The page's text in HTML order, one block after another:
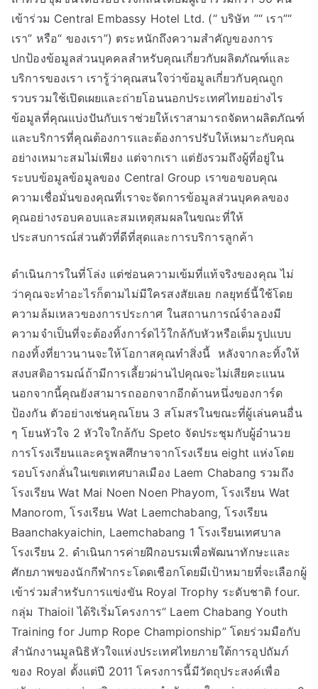
เข้าร่วม Central Embassy Hotel Ltd. (“ บริษัท ”“ เรา”“
เรา” หรือ“ ของเรา”) ตระหนักถึงความสำคัญของการ
ปกป้องข้อมูลส่วนบุคคลสำหรับคุณเกี่ยวกับผลิตภัณฑ์และ
บริการของเรา เรารู้ว่าคุณสนใจว่าข้อมูลเกี่ยวกับคุณถูก
รวบรวมใช้เปิดเผยและถ่ายโอนนอกประเทศไทยอย่างไร
ข้อมูลที่คุณแบ่งปันกับเราช่วยให้เราสามารถจัดหาผลิตภัณฑ์
และบริการที่คุณต้องการและต้องการปรับให้เหมาะกับคุณ
อย่างเหมาะสมไม่เพียง แต่จากเรา แต่ยังรวมถึงผู้ที่อยู่ใน
ระบบข้อมูลข้อมูลของ Central Group เราขอขอบคุณ
ความเชื่อมั่นของคุณที่เราจะจัดการข้อมูลส่วนบุคคลของ
คุณอย่างรอบคอบและสมเหตุสมผลในขณะที่ให้
ประสบการณ์ส่วนตัวที่ดีที่สุดและการบริการลูกค้า
ดำเนินการในที่โล่ง แต่ซ่อนความเข้มที่แท้จริงของคุณ ไม่
ว่าคุณจะทำอะไรก็ตามไม่มีใครสงสัยเลย กลยุทธ์นี้ใช้โดย
ความล้มเหลวของการประกาศ ในสถานการณ์จำลองมี
ความจำเป็นที่จะต้องทิ้งการ์ดไว้ใกล้กับหัวหรือเต็มรูปแบบ
กองทิ้งที่ยาวนานจะให้โอกาสคุณทำสิ่งนี้ หลังจากละทิ้งให้
สงบสติอารมณ์ถ้ามีการเลี้ยวผ่านไปคุณจะไม่เสียคะแนน
นอกจากนี้คุณยังสามารถออกจากอีกด้านหนึ่งของการ์ด
ป้องกัน ตัวอย่างเช่นคุณโยน 3 สโมสรในขณะที่ผู้เล่นคนอื่น
ๆ โยนหัวใจ 2 หัวใจใกล้กับ Speto จัดประชุมกับผู้อำนวย
การโรงเรียนและครูพลศึกษาจากโรงเรียน eight แห่งโดย
รอบโรงกลั่นในเขตเทศบาลเมือง Laem Chabang รวมถึง
โรงเรียน Wat Mai Noen Noen Phayom, โรงเรียน Wat
Manorom, โรงเรียน Wat Laemchabang, โรงเรียน
Baanchakyaichin, Laemchabang 1 โรงเรียนเทศบาล
โรงเรียน 2. ดำเนินการค่ายฝึกอบรมเพื่อพัฒนาทักษะและ
ศักยภาพของนักกีฬากระโดดเชือกโดยมีเป้าหมายที่จะเลือกผู้
เข้าร่วมสำหรับการแข่งขัน Royal Trophy ระดับชาติ four.
กลุ่ม Thaioil ได้ริเริ่มโครงการ“ Laem Chabang Youth
Training for Jump Rope Championship” โดยร่วมมือกับ
สำนักงานมูลนิธิหัวใจแห่งประเทศไทยภายใต้การอุปถัมภ์
ของ Royal ตั้งแต่ปี 2011 โครงการนี้มีวัตถุประสงค์เพื่อ